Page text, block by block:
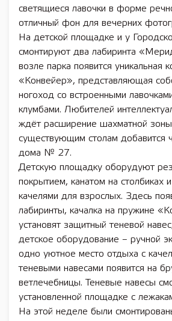
светящиеся лавочки в форме
отличный фон для вечерних
На детской площадке и у
смонтируют два лабиринта
возле парка появится уникальная
«Конвейер», представляющая
ногоход со встроенными
клумбами. Любителей
ждёт расширение шахматной
существующим столам добавится
дома № 27.
Детскую площадку оборудуют
покрытием, канатом на столбиках
качелями для взрослых. Здесь
лабиринты, качалка на пружине
установят защитный теневой
детское оборудование – ручной
одно уютное место отдыха с
теневыми навесами появится на
ветлечебницы. Теневые навесы
установленной площадке с
На этой неделе были